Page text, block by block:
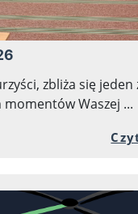
zbliża się jeden
momentów Waszej ...